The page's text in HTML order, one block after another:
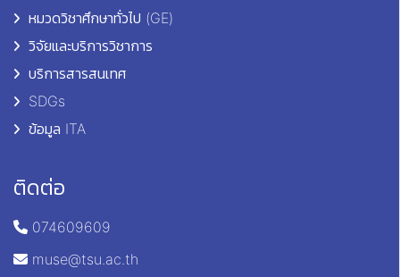
หมวดวิชาศึกษาทั่วไป (GE)
วิจัยและบริการวิชาการ
บริการสารสนเทศ
SDGs
ข้อมูล ITA
ติดต่อ
074609609
muse@tsu.ac.th